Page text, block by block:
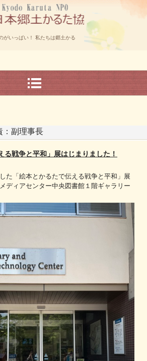
がいっぱい！ 私たちは郷土かる
副理事長
る戦争と平和」展はじまりました！
た「絵本とかるたで伝える戦争と平和」展
ディアセンター中央図書館１階ギャラリー